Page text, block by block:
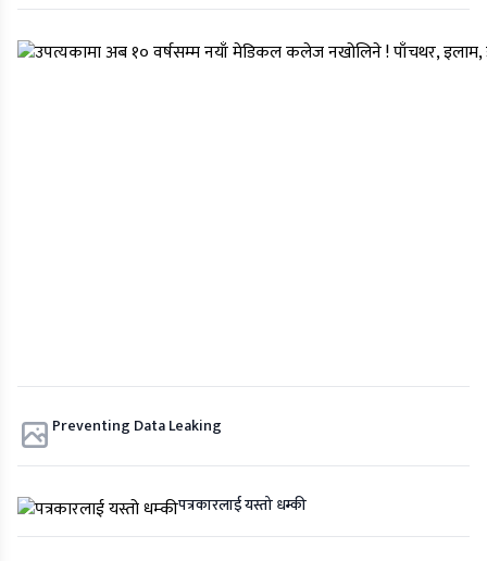
Preventing Data Leaking
पत्रकारलाई यस्तो धम्की